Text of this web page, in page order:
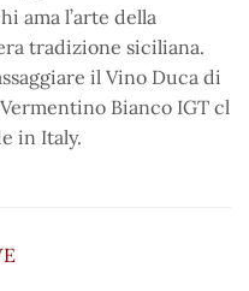
ama l’arte della
tradizione siciliana.
il Vino Duca di
Bianco IGT cl
in Italy.